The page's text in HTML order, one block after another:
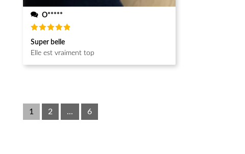
O*****
Note
5
sur 5
Super belle
Elle est vraiment top
1 2 ... 6